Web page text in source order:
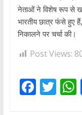
नेताओं ने विशेष रूप से
भारतीय छात्र फंसे हुए हैं,
निकालने पर चर्चा की।
Post Views:
F T